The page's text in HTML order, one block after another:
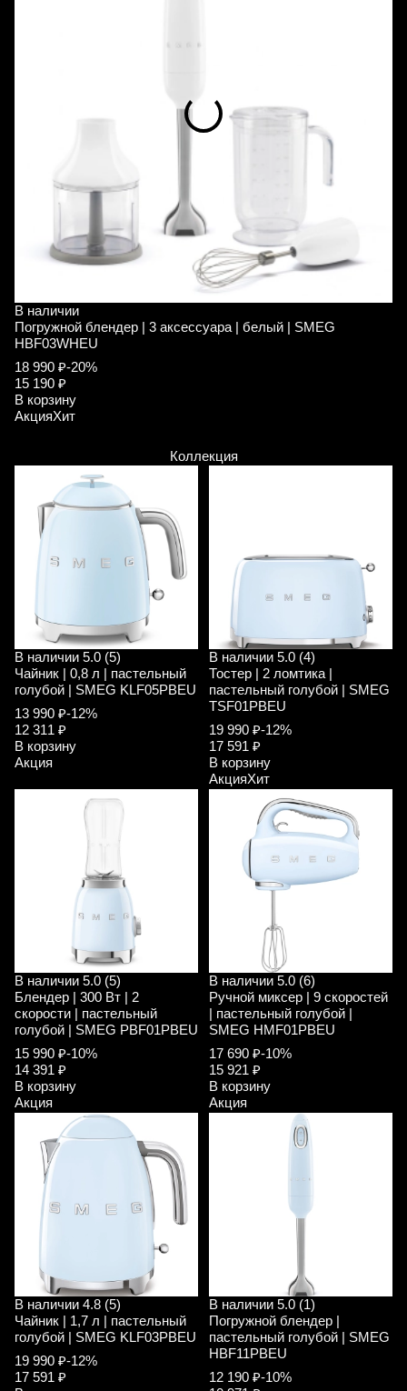
В наличии
Погружной блендер | 3 аксессуара | белый | SMEG
HBF03WHEU
18 990 ₽-20%
15 190 ₽
В корзину
АкцияХит
Коллекция
В наличии 5.0 (5)
Чайник | 0,8 л | пастельный
голубой | SMEG KLF05PBEU
13 990 ₽-12%
12 311 ₽
В корзину
Акция
В наличии 5.0 (4)
Тостер | 2 ломтика |
пастельный голубой | SMEG
TSF01PBEU
19 990 ₽-12%
17 591 ₽
В корзину
АкцияХит
В наличии 5.0 (5)
Блендер | 300 Вт | 2
скорости | пастельный
голубой | SMEG PBF01PBEU
15 990 ₽-10%
14 391 ₽
В корзину
Акция
В наличии 5.0 (6)
Ручной миксер | 9 скоростей
| пастельный голубой |
SMEG HMF01PBEU
17 690 ₽-10%
15 921 ₽
В корзину
Акция
В наличии 4.8 (5)
Чайник | 1,7 л | пастельный
голубой | SMEG KLF03PBEU
19 990 ₽-12%
17 591 ₽
В наличии 5.0 (1)
Погружной блендер |
пастельный голубой | SMEG
HBF11PBEU
12 190 ₽-10%